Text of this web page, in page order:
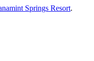
Springs Resort.